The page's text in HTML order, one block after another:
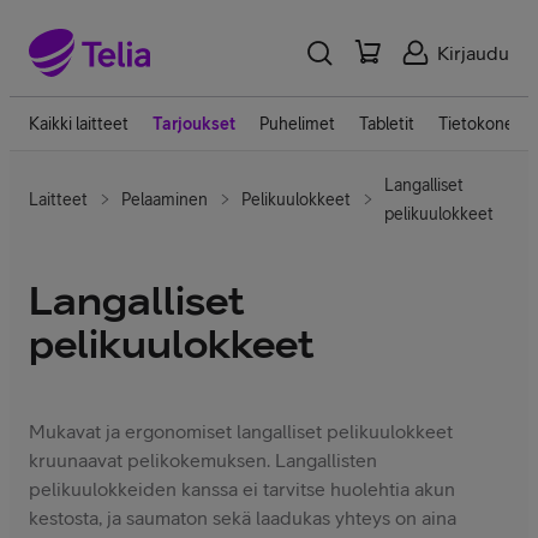
Kirjaudu
Kaikki laitteet Tarjoukset Puhelimet Tabletit Tietokoneet
Laitteet Pelaaminen Pelikuulokkeet
Langalliset
pelikuulokkeet
Langalliset
pelikuulokkeet
Mukavat ja ergonomiset langalliset pelikuulokkeet
kruunaavat pelikokemuksen. Langallisten
pelikuulokkeiden kanssa ei tarvitse huolehtia akun
kestosta, ja saumaton sekä laadukas yhteys on aina